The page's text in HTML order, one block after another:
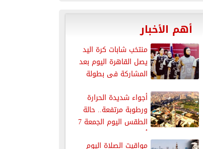
أهم الأخبار
منتخب شابات كرة اليد
يصل القاهرة اليوم بعد
المشاركة فى بطولة
أجواء شديدة الحرارة
ورطوبة مرتفعة.. حالة
الطقس اليوم الجمعة 7
أغسطس 2026
مواقيت الصلاة اليوم